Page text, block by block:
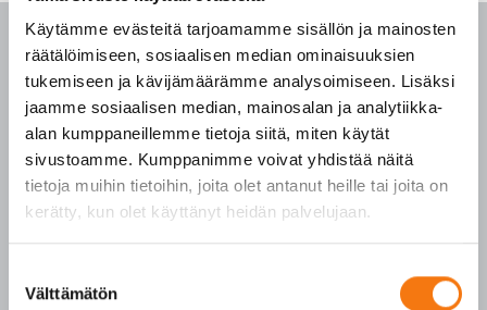
Käytämme evästeitä tarjoamamme sisällön ja mainosten
räätälöimiseen, sosiaalisen median ominaisuuksien
tukemiseen ja kävijämäärämme analysoimiseen. Lisäksi
jaamme sosiaalisen median, mainosalan ja analytiikka-
alan kumppaneillemme tietoja siitä, miten käytät
sivustoamme. Kumppanimme voivat yhdistää näitä
tietoja muihin tietoihin, joita olet antanut heille tai joita on
kerätty, kun olet käyttänyt heidän palvelujaan.
valinta
Välttämätön
PALVELUKESKUS
Seepsulan tuotteilla on seuraavat laatusertifikaatit: